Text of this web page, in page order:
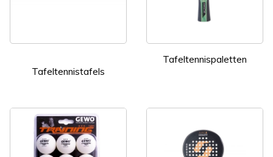
Tafeltennistafels
Tafeltennispaletten